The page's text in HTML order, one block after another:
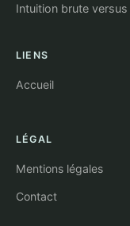
Intuition brute
LIENS
Accueil
LÉGAL
Mentions légales
Contact